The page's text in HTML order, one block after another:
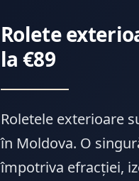
Rolete
la €89
Roletele exterioare
în Moldova. O
împotriva efracției,